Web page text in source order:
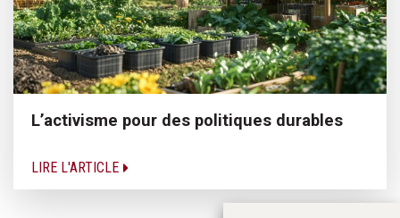
L’activisme pour des politiques durables
LIRE L'ARTICLE